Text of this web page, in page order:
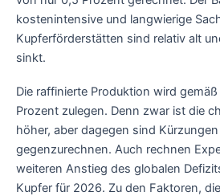
kostenintensive und langwierige
Kupferförderstätten sind relativ alt
sinkt.
Die raffinierte Produktion wird
Prozent zulegen. Denn zwar ist die
höher, aber dagegen sind
gegenzurechnen. Auch rechnen
weiteren Anstieg des globalen
Kupfer für 2026. Zu den Faktoren,